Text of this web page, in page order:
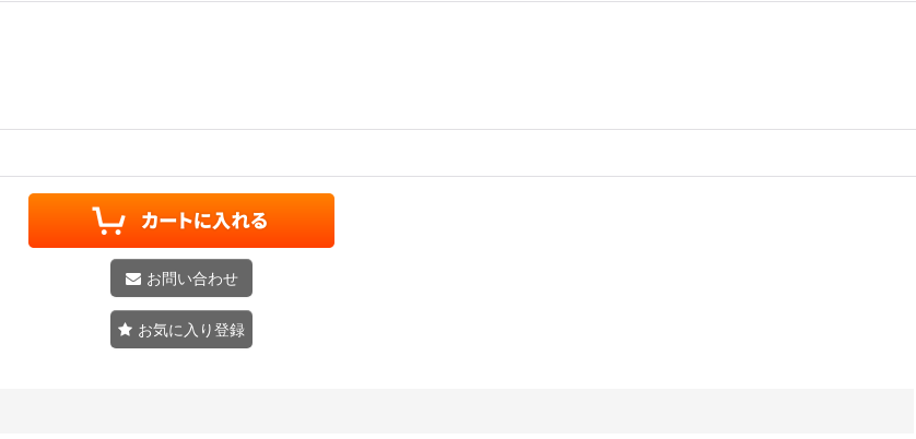
お問い合わせ
お気に入り登録